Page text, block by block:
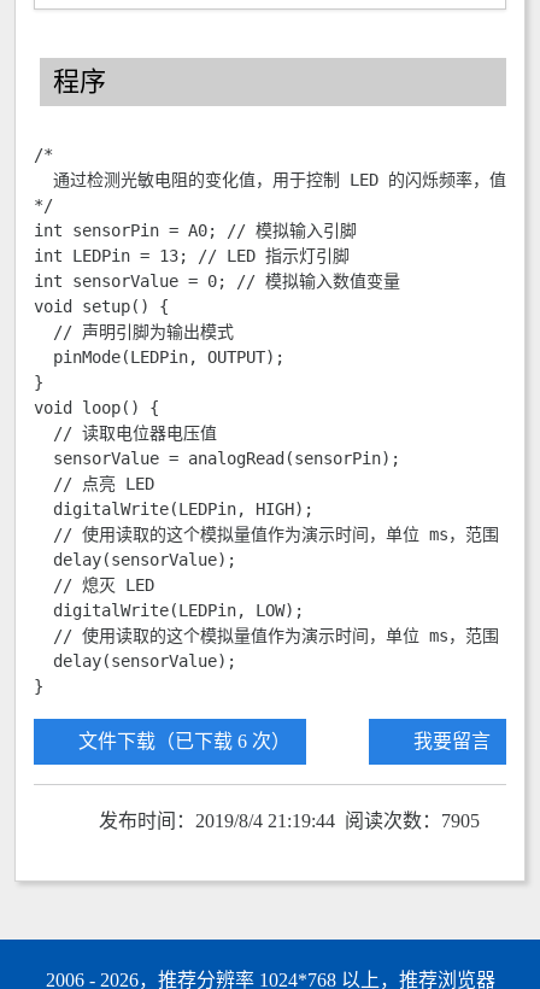
程序
/*
通过检测光敏电阻的变化值，用于控制 LED 的闪烁频率，值越
*/
int sensorPin = A0; // 模拟输入引脚
int LEDPin = 13; // LED 指示灯引脚
int sensorValue = 0; // 模拟输入数值变量
void setup() {
  // 声明引脚为输出模式
  pinMode(LEDPin, OUTPUT);
}
void loop() {
  // 读取电位器电压值
  sensorValue = analogRead(sensorPin);
  // 点亮 LED
  digitalWrite(LEDPin, HIGH);
// 使用读取的这个模拟量值作为演示时间，单位 ms，范围 0-
  delay(sensorValue);
  // 熄灭 LED
  digitalWrite(LEDPin, LOW);
// 使用读取的这个模拟量值作为演示时间，单位 ms，范围 0-
  delay(sensorValue);
}
文件下载（已下载 6 次） 我要留言
发布时间：2019/8/4 21:19:44 阅读次数：7905
2006 - 2026，推荐分辨率 1024*768 以上，推荐浏览器